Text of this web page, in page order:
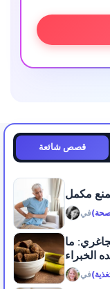
قصص شائعة
في
ما
في